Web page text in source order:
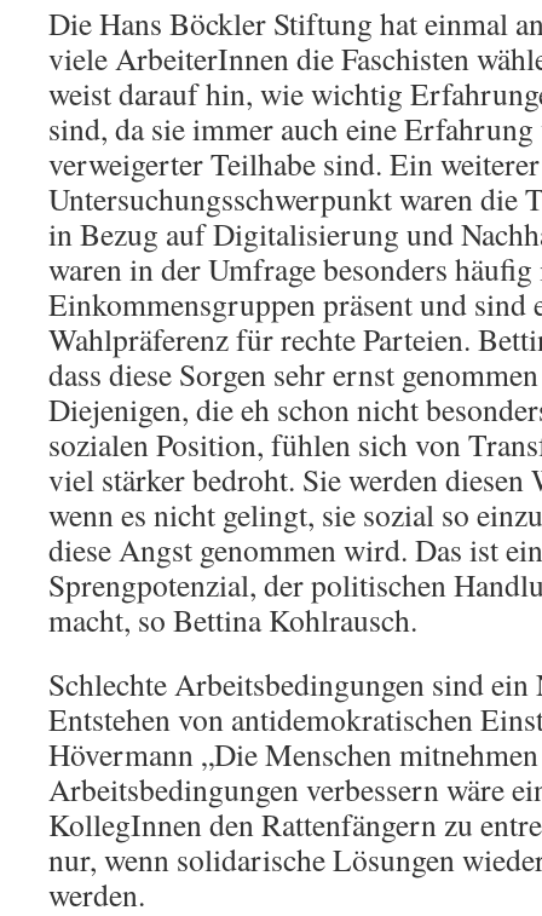
Die Hans Böckler Stiftung hat einmal
viele ArbeiterInnen die Faschisten
weist darauf hin, wie wichtig
sind, da sie immer auch eine
verweigerter Teilhabe sind. Ein weiterer
Untersuchungsschwerpunkt waren die
in Bezug auf Digitalisierung und
waren in der Umfrage besonders
Einkommensgruppen präsent und
Wahlpräferenz für rechte Parteien.
dass diese Sorgen sehr ernst
Diejenigen, die eh schon nicht
sozialen Position, fühlen sich von
viel stärker bedroht. Sie werden diesen
wenn es nicht gelingt, sie sozial so
diese Angst genommen wird. Das ist
Sprengpotenzial, der politischen
macht, so Bettina Kohlrausch.
Schlechte Arbeitsbedingungen sind ein
Entstehen von antidemokratischen
Hövermann „Die Menschen
Arbeitsbedingungen verbessern wäre
KollegInnen den Rattenfängern zu
nur, wenn solidarische Lösungen
werden.